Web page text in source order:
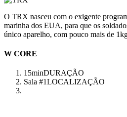
O TRX nasceu com o exigente
marinha dos EUA, para que os
único aparelho, com pouco mais de
W CORE
15minDURAÇÃO
Sala #1LOCALIZAÇÃO